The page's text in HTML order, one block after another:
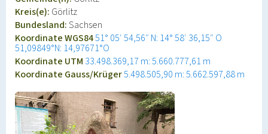
Kreis(e): Görlitz
Bundesland:Sachsen
Koordinate WGS8451° 05′ 54,56″ N: 14° 58′ 36,15″ O
51,09849°N: 14,97671°O
Koordinate UTM 33.498.369,17 m: 5.660.777,61 m
Koordinate Gauss/Krüger5.498.505,90 m: 5.662.597,88 m